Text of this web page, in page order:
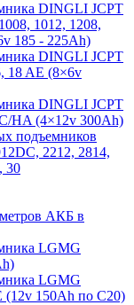
DINGLI JCPT
1012, 1208,
185 - 225Ah)
DINGLI JCPT
18 AE (8×6v
DINGLI JCPT
HA (4×12v 300Ah)
подъемников
2212, 2814,
30
АКБ в
LGMG
LGMG
(12v 150Ah по С20)